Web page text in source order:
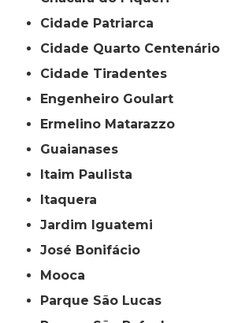
Cidade Patriarca
Cidade Quarto Centenário
Cidade Tiradentes
Engenheiro Goulart
Ermelino Matarazzo
Guaianases
Itaim Paulista
Itaquera
Jardim Iguatemi
José Bonifácio
Mooca
Parque São Lucas